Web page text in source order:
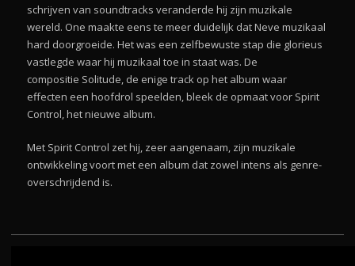
schrijven van soundtracks veranderde hij zijn muzikale
wereld. One maakte eens te meer duidelijk dat Neve muzikaal
hard doorgroeide. Het was een zelfbewuste stap die glorieus
vastlegde waar hij muzikaal toe in staat was. De
compositie Solitude, de enige track op het album waar
effecten een hoofdrol speelden, bleek de opmaat voor Spirit
Control, het nieuwe album.
Met Spirit Control zet hij, zeer aangenaam, zijn muzikale
ontwikkeling voort met een album dat zowel intens als genre-
overschrijdend is.